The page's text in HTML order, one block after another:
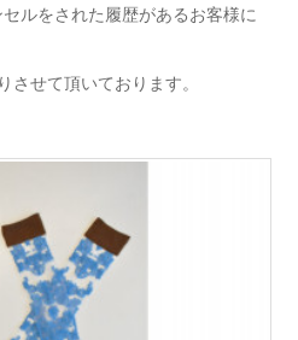
ルをされた履歴があるお客様に
せて頂いております。